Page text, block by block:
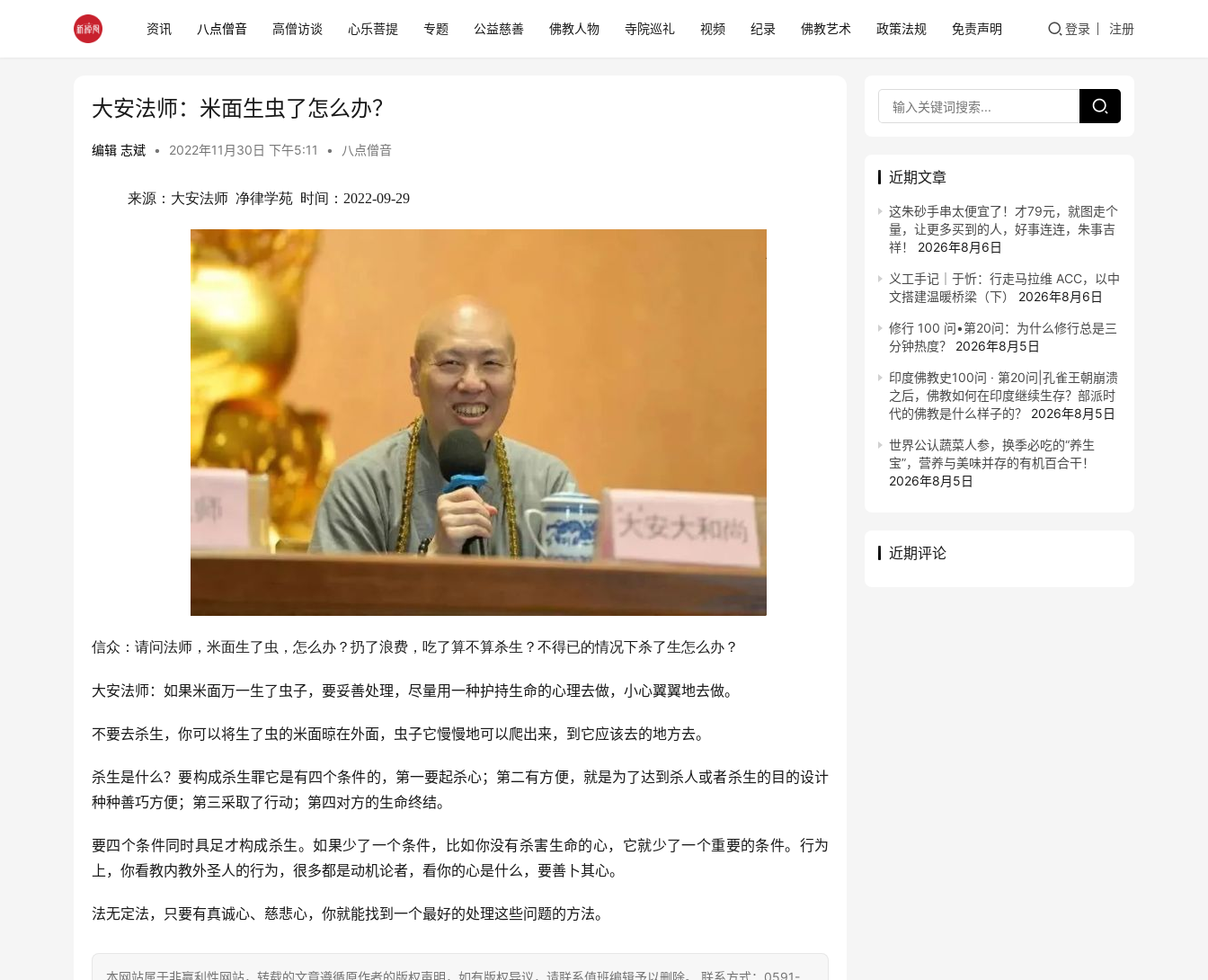
资讯 八点僧音 高僧访谈 心乐菩提 专题 公益慈善 佛教人物 寺院巡礼 视频 纪录 佛教艺术 政策法规 免责声明 登录 注册
大安法师：米面生虫了怎么办？
编辑 志斌 • 2022年11月30日 下午5:11 • 八点僧音
来源：大安法师  净律学苑  时间：2022-09-29
信众：请问法师，米面生了虫，怎么办？扔了浪费，吃了算不算杀生？不得已的情况下杀了生怎么办？
大安法师：如果米面万一生了虫子，要妥善处理，尽量用一种护持生命的心理去做，小心翼翼地去做。
不要去杀生，你可以将生了虫的米面晾在外面，虫子它慢慢地可以爬出来，到它应该去的地方去。
杀生是什么？要构成杀生罪它是有四个条件的，第一要起杀心；第二有方便，就是为了达到杀人或者杀生的目的设计
种种善巧方便；第三采取了行动；第四对方的生命终结。
要四个条件同时具足才构成杀生。如果少了一个条件，比如你没有杀害生命的心，它就少了一个重要的条件。行为
上，你看教内教外圣人的行为，很多都是动机论者，看你的心是什么，要善卜其心。
法无定法，只要有真诚心、慈悲心，你就能找到一个最好的处理这些问题的方法。
本网站属于非赢利性网站，转载的文章遵循原作者的版权声明，如有版权异议，请联系值班编辑予以删除。 联系方式：0591-
近期文章
这朱砂手串太便宜了！才79元，就图走个
量，让更多买到的人，好事连连，朱事吉
祥！
2026年8月6日
义工手记｜于忻：行走马拉维 ACC，以中
文搭建温暖桥梁（下）
2026年8月6日
修行 100 问•第20问：为什么修行总是三
分钟热度？
2026年8月5日
印度佛教史100问 · 第20问|孔雀王朝崩溃
之后，佛教如何在印度继续生存？部派时
代的佛教是什么样子的？
2026年8月5日
世界公认蔬菜人参，换季必吃的“养生
宝”，营养与美味并存的有机百合干！
2026年8月5日
近期评论